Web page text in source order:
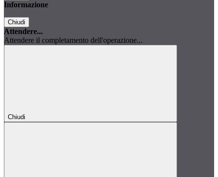
Informazione
Chiudi
Attendere...
Attendere il completamento dell'operazione...
Chiudi